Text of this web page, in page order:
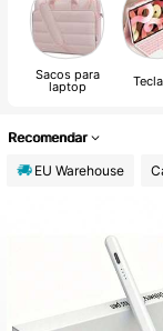
Teclado
Sacos para
laptop
Recomendar
EU Warehouse